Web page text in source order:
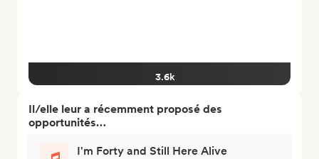
3.6k
Il/elle leur a récemment proposé des
opportunités…
I'm Forty and Still Here Alive